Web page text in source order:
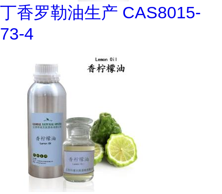
丁香罗勒油生产 CAS8015-
73-4